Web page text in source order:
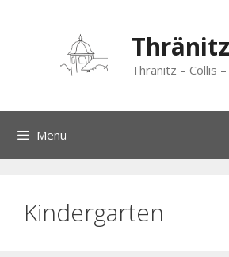
springen
Thränitz – Collis
Menü
Kindergarten